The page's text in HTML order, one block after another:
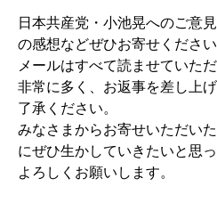
日本共産党・小池晃へのご意
の感想などぜひお寄せください
メールはすべて読ませていた
非常に多く、お返事を差し上
了承ください。
みなさまからお寄せいただい
にぜひ生かしていきたいと思っ
よろしくお願いします。